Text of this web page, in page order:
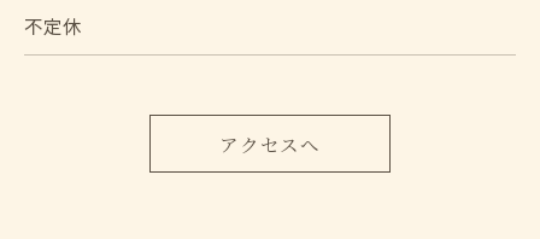
不定休
アクセスへ